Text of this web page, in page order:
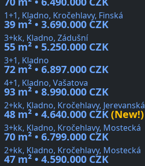
1+1, Kladno, Kročehlavy, Finská
39 m² • 3.690.000 CZK
3+kk, Kladno, Zádušní
55 m² • 5.250.000 CZK
3+1, Kladno
72 m² • 6.897.000 CZK
4+1, Kladno, Vašatova
93 m² • 8.990.000 CZK
2+kk, Kladno, Kročehlavy, Jerevanská
48 m² • 4.640.000 CZK(New!)
3+kk, Kladno, Kročehlavy, Mostecká
70 m² • 6.799.000 CZK
2+kk, Kladno, Kročehlavy, Mostecká
47 m² • 4.590.000 CZK